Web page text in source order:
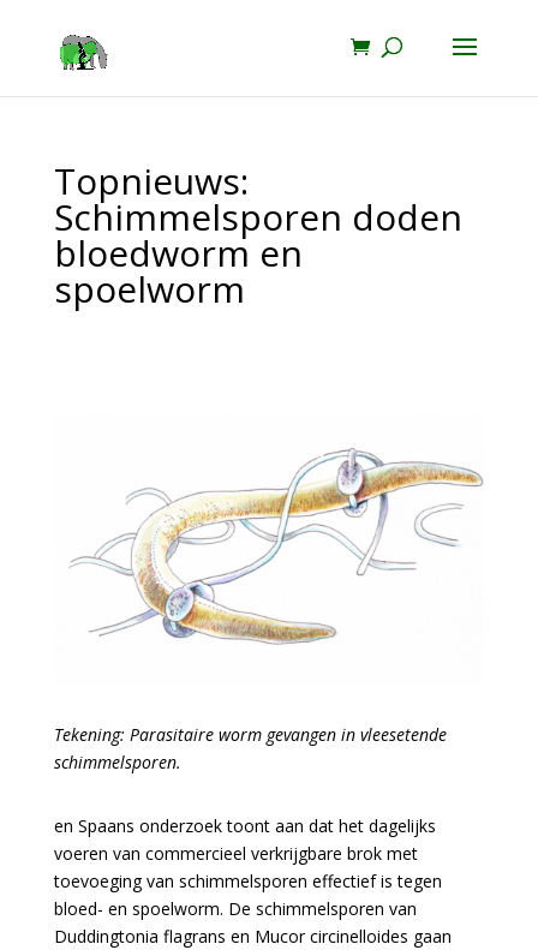
Topnieuws:
Schimmelsporen doden
bloedworm en
spoelworm
Tekening: Parasitaire worm gevangen in vleesetende
schimmelsporen.
en Spaans onderzoek toont aan dat het dagelijks
voeren van commercieel verkrijgbare brok met
toevoeging van schimmelsporen effectief is tegen
bloed- en spoelworm. De schimmelsporen van
Duddingtonia flagrans en Mucor circinelloides gaan